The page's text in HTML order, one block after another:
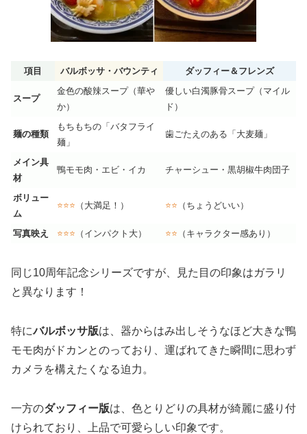
項目 バルボッサ・バウンティ ダッフィー＆フレンズ
スープ
金色の酸辣スープ（華や
か）
優しい白濁豚骨スープ（マイル
ド）
麺の種類
もちもちの「バタフライ
麺」
歯ごたえのある「大麦麺」
メイン具
材
鴨モモ肉・エビ・イカ チャーシュー・黒胡椒牛肉団子
ボリュー
ム
⭐⭐⭐ （大満足！） ⭐⭐ （ちょうどいい）
写真映え ⭐⭐⭐ （インパクト大） ⭐⭐ （キャラクター感あり）
同じ10周年記念シリーズですが、見た目の印象はガラリ
と異なります！
特にバルボッサ版は、器からはみ出しそうなほど大きな鴨
モモ肉がドカンとのっており、運ばれてきた瞬間に思わず
カメラを構えたくなる迫力。
一方のダッフィー版は、色とりどりの具材が綺麗に盛り付
けられており、上品で可愛らしい印象です。